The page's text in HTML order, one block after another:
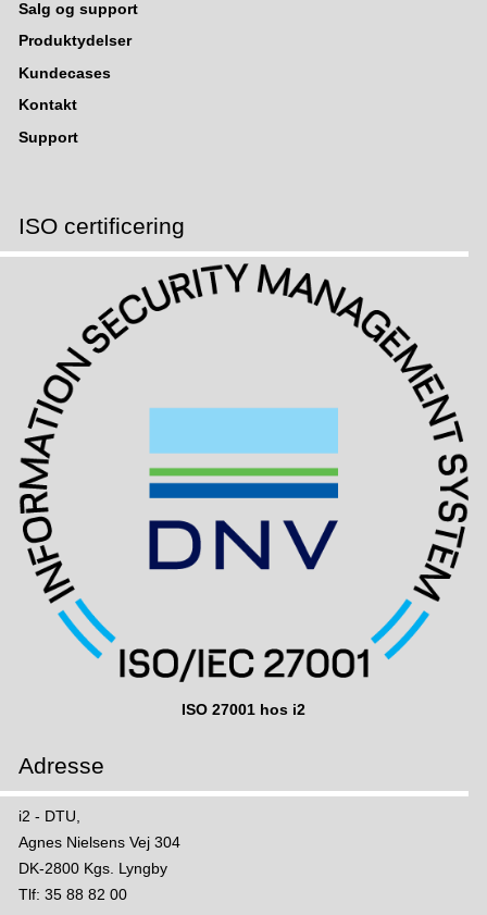
Salg og support
Produktydelser
Kundecases
Kontakt
Support
ISO certificering
ISO 27001 hos i2
Adresse
i2 - DTU,
Agnes Nielsens Vej 304
DK-2800 Kgs. Lyngby
Tlf: 35 88 82 00